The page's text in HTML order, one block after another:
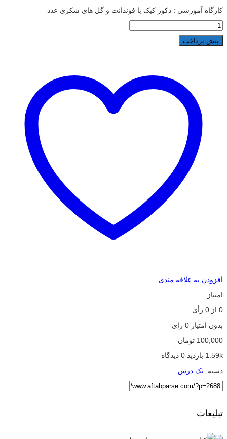
کارگاه آموزشی : دکور کیک با فوندانت و گل های شکری عدد
پیش پرداخت
افزودن به علاقه مندی
امتیاز
0 از 0 رأی
بدون امتیاز 0 رای
100,000 تومان
1.59k بازدید
دسته: تک درس
تبلیغات